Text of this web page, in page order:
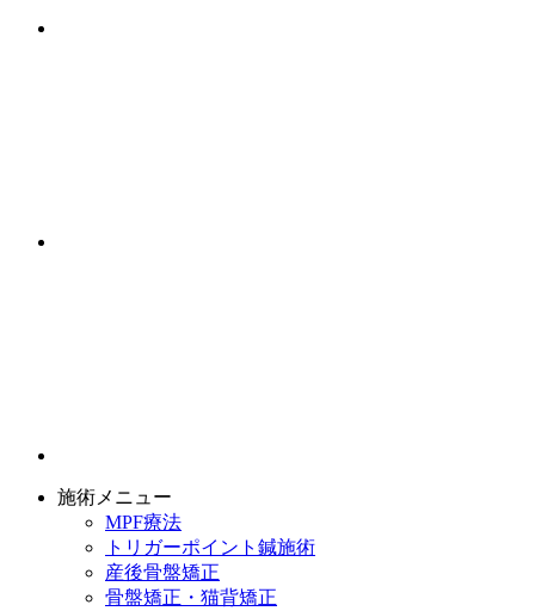
施術メニュー
MPF療法
トリガーポイント鍼施術
産後骨盤矯正
骨盤矯正・猫背矯正